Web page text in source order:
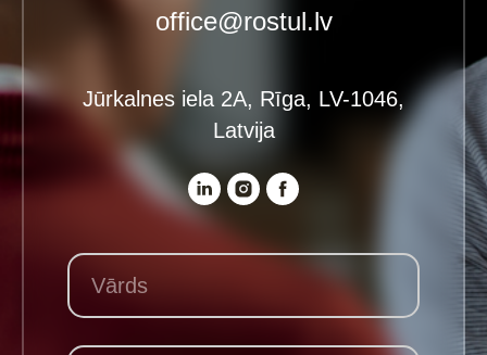
office@rostul.lv
Jūrkalnes iela 2A, Rīga, LV-1046,
Latvija